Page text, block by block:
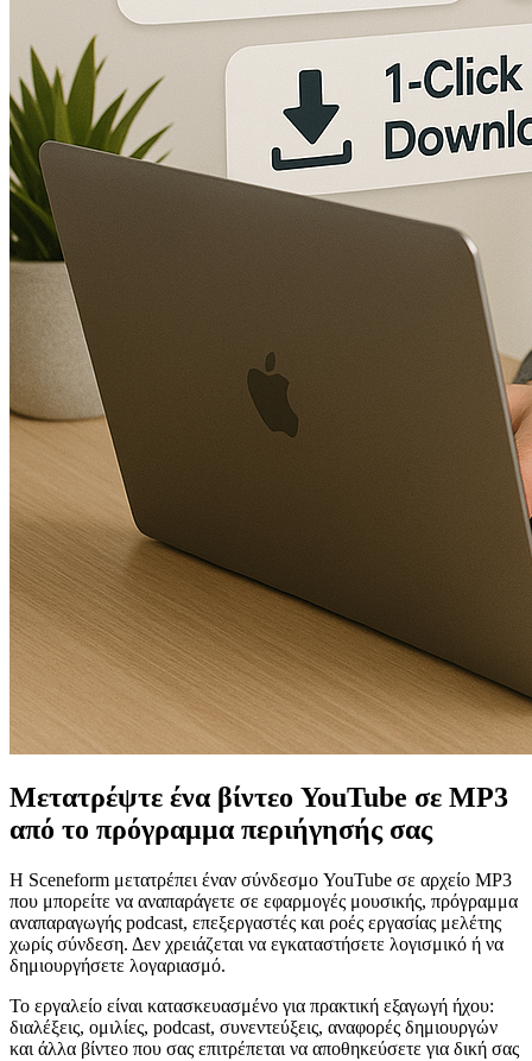
Μετατρέψτε ένα βίντεο YouTube σε MP3
από το πρόγραμμα περιήγησής σας
Η Sceneform μετατρέπει έναν σύνδεσμο YouTube σε αρχείο MP3
που μπορείτε να αναπαράγετε σε εφαρμογές μουσικής, πρόγραμμα
αναπαραγωγής podcast, επεξεργαστές και ροές εργασίας μελέτης
χωρίς σύνδεση. Δεν χρειάζεται να εγκαταστήσετε λογισμικό ή να
δημιουργήσετε λογαριασμό.
Το εργαλείο είναι κατασκευασμένο για πρακτική εξαγωγή ήχου:
διαλέξεις, ομιλίες, podcast, συνεντεύξεις, αναφορές δημιουργών
και άλλα βίντεο που σας επιτρέπεται να αποθηκεύσετε για δική σας